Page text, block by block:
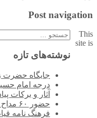
Post navigation
جستجو
نوشته‌های تازه
جایگاه
درجه امام
آثار و برکات
حضور ۶۰ مداح و سخنران سرشناس در اربعین امسال
فرهنگ نامه
This
site is